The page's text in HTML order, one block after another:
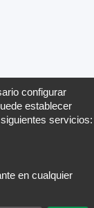
configurar
establecer
servicios:
en cualquier